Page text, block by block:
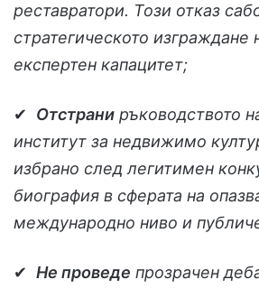
реставратори. Този отказ
стратегическото изграждане
експертен капацитет;
✔ Отстрани ръководството
институт за недвижимо
избрано след легитимен
биография в сферата на
международно ниво и
✔ Не проведе прозрачен